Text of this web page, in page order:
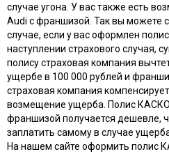
случае угона. У вас также есть
Audi с франшизой. Так вы можете
случае, если у вас оформлен
наступлении страхового случая,
полису страховая компания
ущербе в 100 000 рублей и
страховая компания
возмещение ущерба. Полис КАСКО
франшизой получается дешевле,
заплатить самому в случае
На нашем сайте оформить полис